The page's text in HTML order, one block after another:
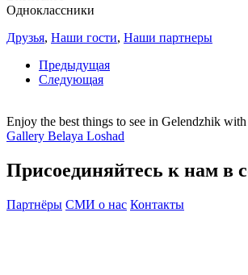
Одноклассники
Друзья, Наши гости, Наши партнеры
Предыдущая
Следующая
Enjoy the best things to see in Gelendzhik
Gallery Belaya Loshad
Присоединяйтесь к нам в
Партнёры СМИ о нас Контакты